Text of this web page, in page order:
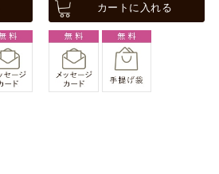
カートに入れる